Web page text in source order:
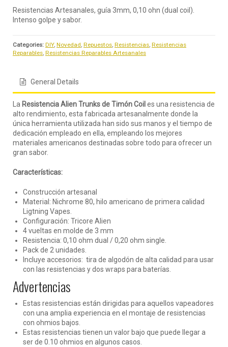
Resistencias Artesanales, guía 3mm, 0,10 ohn (dual coil).
Intenso golpe y sabor.
Categories: DIY, Novedad, Repuestos, Resistencias, Resistencias
Reparables, Resistencias Reparables Artesanales
General Details
La Resistencia Alien Trunks de Timón Coil es una resistencia de
alto rendimiento, esta fabricada artesanalmente donde la
única herramienta utilizada han sido sus manos y el tiempo de
dedicación empleado en ella, empleando los mejores
materiales americanos destinadas sobre todo para ofrecer un
gran sabor.
Características:
Construcción artesanal
Material: Nichrome 80, hilo americano de primera calidad
Ligtning Vapes.
Configuración: Tricore Alien
4 vueltas en molde de 3 mm
Resistencia: 0,10 ohm dual / 0,20 ohm single.
Pack de 2 unidades.
Incluye accesorios: tira de algodón de alta calidad para usar
con las resistencias y dos wraps para baterías.
Advertencias
Estas resistencias están dirigidas para aquellos vapeadores
con una amplia experiencia en el montaje de resistencias
con ohmios bajos.
Estas resistencias tienen un valor bajo que puede llegar a
ser de 0.10 ohmios en algunos casos.